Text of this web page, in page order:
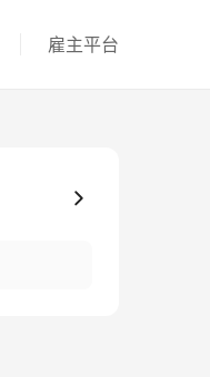
雇主平台